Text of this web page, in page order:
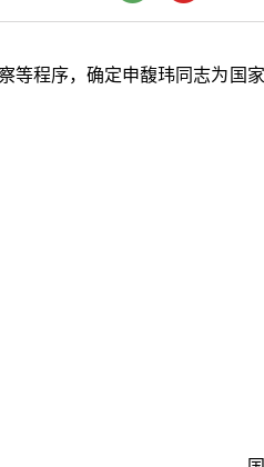
等程序，确定申馥玮同志为国